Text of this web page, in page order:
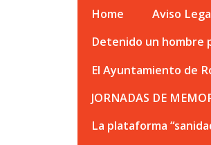
Home Aviso
Detenido un hombre
El Ayuntamiento de
JORNADAS DE
La plataforma